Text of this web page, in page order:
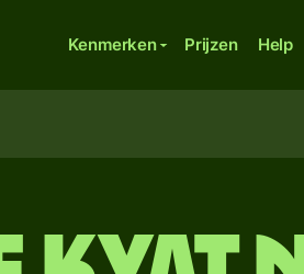
Kenmerken Prijzen Help